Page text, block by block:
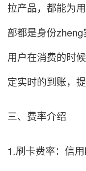
拉产品，都能为
部都是身份
用户在消费的时
定实时的到账，
三、费率介绍
1.刷卡费率：信